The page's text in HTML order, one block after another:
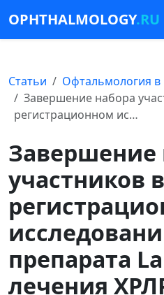
OPHTHALMOLOGY.RU
Статьи
Офтальмология
Завершение набора
регистрационном ис…
Завершение
участников в
препарата
лечения